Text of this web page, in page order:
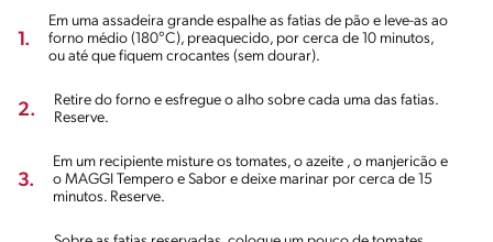
1.
Em uma assadeira grande espalhe as fatias de pão e leve-as ao
forno médio (180°C), preaquecido, por cerca de 10 minutos,
ou até que fiquem crocantes (sem dourar).
2.
Retire do forno e esfregue o alho sobre cada uma das fatias.
Reserve.
3.
Em um recipiente misture os tomates, o azeite , o manjericão e
o MAGGI Tempero e Sabor e deixe marinar por cerca de 15
minutos. Reserve.